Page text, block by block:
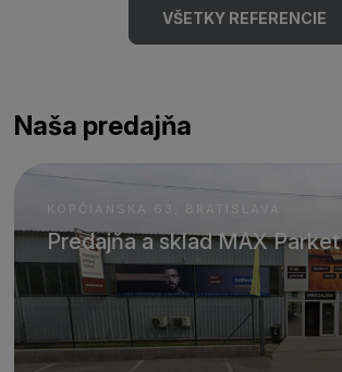
VŠETKY REFERENCIE
Naša predajňa
KOPČIANSKA 63, BRATISLAVA
Predajňa a sklad MAX Parket